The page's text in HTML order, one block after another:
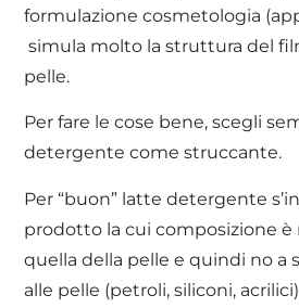
formulazione cosmetologia
simula molto la struttura del
pelle.
Per fare le cose bene, scegli
detergente come struccante.
Per “buon” latte detergente
prodotto la cui composizione è
quella della pelle e quindi no a
alle pelle (petroli, siliconi,